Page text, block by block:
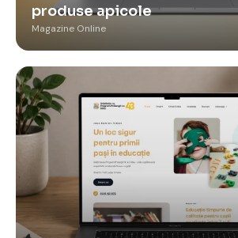
produse apicole
Magazine Online